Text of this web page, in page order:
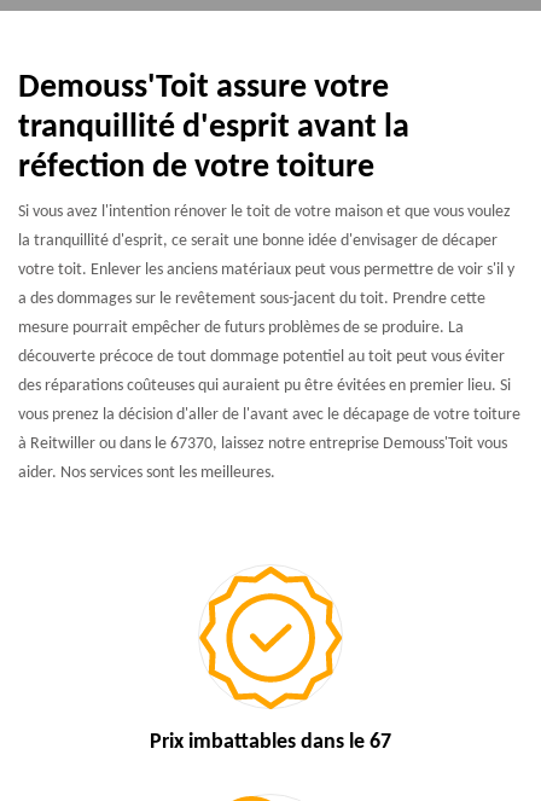
Demouss'Toit assure votre
tranquillité d'esprit avant la
réfection de votre toiture
Si vous avez l'intention rénover le toit de votre maison et que vous voulez
la tranquillité d'esprit, ce serait une bonne idée d'envisager de décaper
votre toit. Enlever les anciens matériaux peut vous permettre de voir s'il y
a des dommages sur le revêtement sous-jacent du toit. Prendre cette
mesure pourrait empêcher de futurs problèmes de se produire. La
découverte précoce de tout dommage potentiel au toit peut vous éviter
des réparations coûteuses qui auraient pu être évitées en premier lieu. Si
vous prenez la décision d'aller de l'avant avec le décapage de votre toiture
à Reitwiller ou dans le 67370, laissez notre entreprise Demouss'Toit vous
aider. Nos services sont les meilleures.
Prix imbattables dans le 67